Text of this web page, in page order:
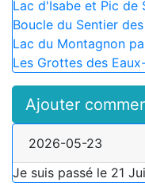
Lac d'Isabe et Pic de
Boucle du Sentier
Lac du Montagnon
Les Grottes des
Ajouter
2026-05-23
Je suis passé le 21